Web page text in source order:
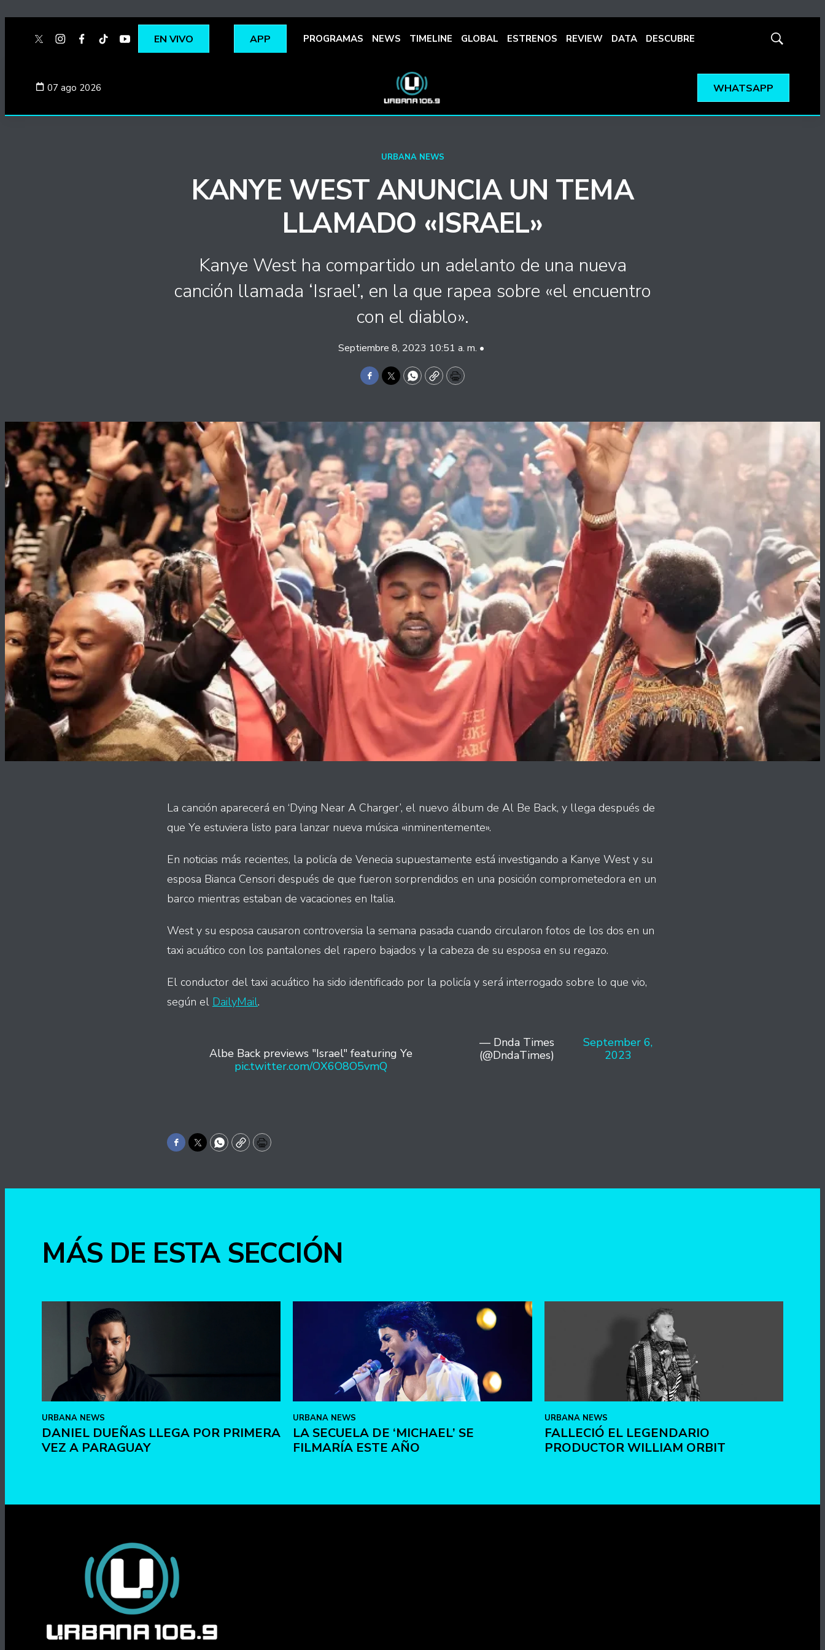
twitterinstagram
facebook
tiktokyoutubespotify
EN VIVO APP PROGRAMAS NEWS TIMELINE GLOBAL ESTRENOS REVIEW DATA DESCUBRE
Mostrar
07 ago 2026 WHATSAPP
URBANA NEWS
KANYE WEST ANUNCIA UN TEMA
LLAMADO «ISRAEL»
Kanye West ha compartido un adelanto de una nueva
canción llamada ‘Israel’, en la que rapea sobre «el encuentro
con el diablo».
Septiembre 8, 2023 10:51 a. m. •
Facebook
TwitterWhatsApp
CopyPrint
La canción aparecerá en ‘Dying Near A Charger’, el nuevo álbum de Al Be Back, y llega después de
que Ye estuviera listo para lanzar nueva música «inminentemente».
En noticias más recientes, la policía de Venecia supuestamente está investigando a Kanye West y su
esposa Bianca Censori después de que fueron sorprendidos en una posición comprometedora en un
barco mientras estaban de vacaciones en Italia.
West y su esposa causaron controversia la semana pasada cuando circularon fotos de los dos en un
taxi acuático con los pantalones del rapero bajados y la cabeza de su esposa en su regazo.
El conductor del taxi acuático ha sido identificado por la policía y será interrogado sobre lo que vio,
según el DailyMail.
Albe Back previews "Israel" featuring Ye
pic.twitter.com/OX6O8O5vmQ
— Dnda Times
(@DndaTimes)
September 6,
2023
Facebook
TwitterWhatsApp
CopyPrint
MÁS DE ESTA SECCIÓN
URBANA NEWS
DANIEL DUEÑAS LLEGA POR PRIMERA
VEZ A PARAGUAY
URBANA NEWS
LA SECUELA DE ‘MICHAEL’ SE
FILMARÍA ESTE AÑO
URBANA NEWS
FALLECIÓ EL LEGENDARIO
PRODUCTOR WILLIAM ORBIT